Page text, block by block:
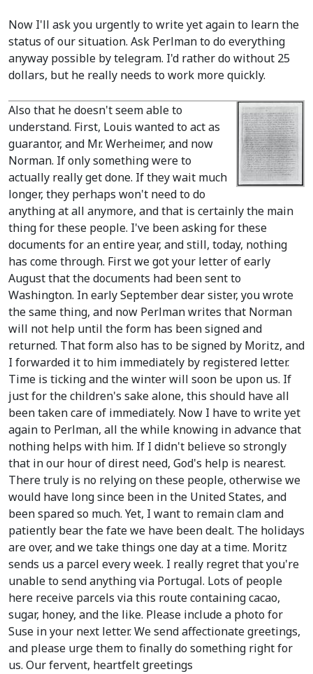
Now I'll ask you urgently to write yet again to learn the
status of our situation. Ask Perlman to do everything
anyway possible by telegram. I'd rather do without 25
dollars, but he really needs to work more quickly.
Also that he doesn't seem able to
understand. First, Louis wanted to act as
guarantor, and Mr. Werheimer, and now
Norman. If only something were to
actually really get done. If they wait much
longer, they perhaps won't need to do
anything at all anymore, and that is certainly the main
thing for these people. I've been asking for these
documents for an entire year, and still, today, nothing
has come through. First we got your letter of early
August that the documents had been sent to
Washington. In early September dear sister, you wrote
the same thing, and now Perlman writes that Norman
will not help until the form has been signed and
returned. That form also has to be signed by Moritz, and
I forwarded it to him immediately by registered letter.
Time is ticking and the winter will soon be upon us. If
just for the children's sake alone, this should have all
been taken care of immediately. Now I have to write yet
again to Perlman, all the while knowing in advance that
nothing helps with him. If I didn't believe so strongly
that in our hour of direst need, God's help is nearest.
There truly is no relying on these people, otherwise we
would have long since been in the United States, and
been spared so much. Yet, I want to remain clam and
patiently bear the fate we have been dealt. The holidays
are over, and we take things one day at a time. Moritz
sends us a parcel every week. I really regret that you're
unable to send anything via Portugal. Lots of people
here receive parcels via this route containing cacao,
sugar, honey, and the like. Please include a photo for
Suse in your next letter. We send affectionate greetings,
and please urge them to finally do something right for
us. Our fervent, heartfelt greetings